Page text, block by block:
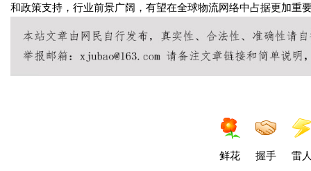
和政策支持，行业前景广阔，有望在全球物流网络中占据更加重
鲜花 握手 雷